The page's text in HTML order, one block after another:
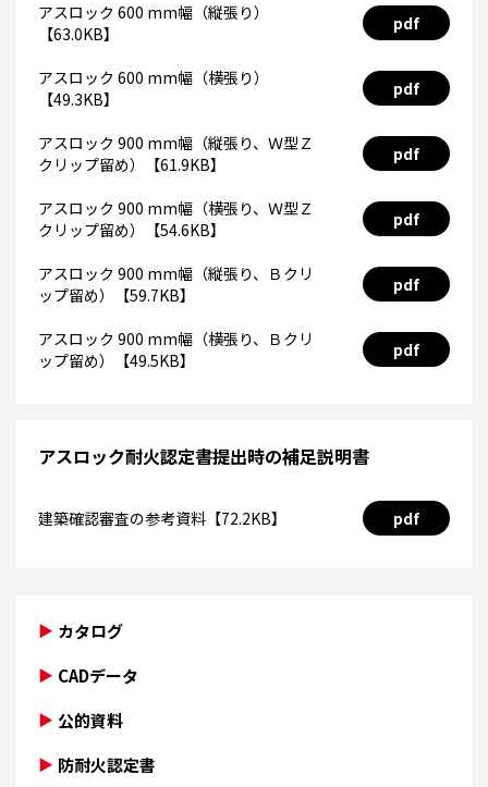
アスロック 600 mm幅（縦張り）
【63.0KB】
pdf
アスロック 600 mm幅（横張り）
【49.3KB】
pdf
アスロック 900 mm幅（縦張り、Ｗ型Ｚ
クリップ留め）【61.9KB】
pdf
アスロック 900 mm幅（横張り、Ｗ型Ｚ
クリップ留め）【54.6KB】
pdf
アスロック 900 mm幅（縦張り、Ｂクリ
ップ留め）【59.7KB】
pdf
アスロック 900 mm幅（横張り、Ｂクリ
ップ留め）【49.5KB】
pdf
アスロック耐火認定書提出時の補足説明書
建築確認審査の参考資料【72.2KB】 pdf
カタログ
CADデータ
公的資料
防耐火認定書